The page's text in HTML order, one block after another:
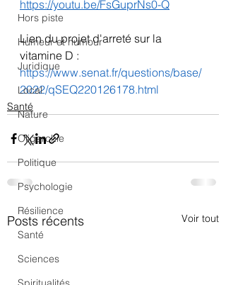
Hors piste
Humeur et humour
Juridique
Local
Nature
Oligarchie
Politique
Psychologie
Résilience
Santé
Sciences
https://youtu.be/FsGuprNs0-Q
Lien du projet d'arreté sur la
vitamine D :
https://www.senat.fr/questions/base/
2022/qSEQ220126178.html
Santé
Posts récents Voir tout